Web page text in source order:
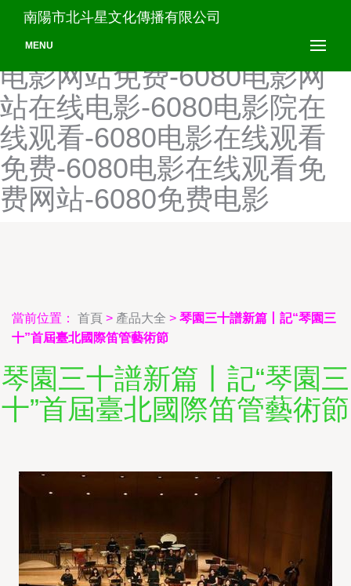
56我乐网-5月激情操操
操-6080org-6080电影-6080
电影网站免费-6080电影网
站在线电影-6080电影院在
线观看-6080电影在线观看
免费-6080电影在线观看免
费网站-6080免费电影
南陽市北斗星文化傳播有限公司
MENU
當前位置： 首頁 > 產品大全 > 琴園三十譜新篇丨記“琴園三
十”首屆臺北國際笛管藝術節
琴園三十譜新篇丨記“琴園三
十”首屆臺北國際笛管藝術節